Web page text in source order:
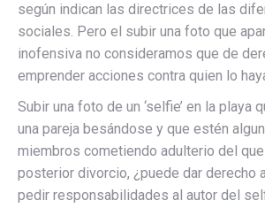
según indican las directrices de las
sociales. Pero el subir una foto que
inofensiva no consideramos que de
emprender acciones contra quien lo
Subir una foto de un ‘selfie’ en la playa
una pareja besándose y que estén
miembros cometiendo adulterio del
posterior divorcio, ¿puede dar derecho
pedir responsabilidades al autor del